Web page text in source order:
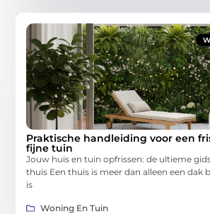
Praktische handleiding voor een
fijne tuin
Jouw huis en tuin opfrissen: de ultieme
thuis Een thuis is meer dan alleen een dak
is
Woning En Tuin